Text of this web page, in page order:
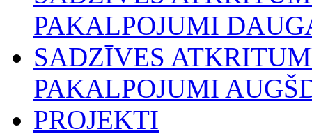
PAKALPOJUMI
SADZĪVES
PAKALPOJUMI
PROJEKTI